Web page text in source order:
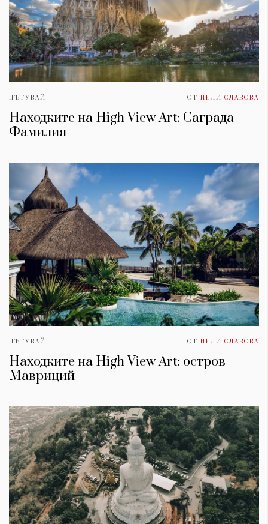
ПЪТУВАЙ ОТ НЕЛИ СЛАВОВА
Находките на High View Art: Саграда
Фамилия
ПЪТУВАЙ ОТ НЕЛИ СЛАВОВА
Находките на High View Art: остров
Мавриций